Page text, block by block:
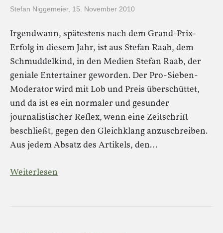
Stefan Niggemeier, 15. November 2010
Irgendwann, spätestens nach dem Grand-Prix-
Erfolg in diesem Jahr, ist aus Stefan Raab, dem
Schmuddelkind, in den Medien Stefan Raab, der
geniale Entertainer geworden. Der Pro-Sieben-
Moderator wird mit Lob und Preis überschüttet,
und da ist es ein normaler und gesunder
journalistischer Reflex, wenn eine Zeitschrift
beschließt, gegen den Gleichklang anzuschreiben.
Aus jedem Absatz des Artikels, den…
Weiterlesen